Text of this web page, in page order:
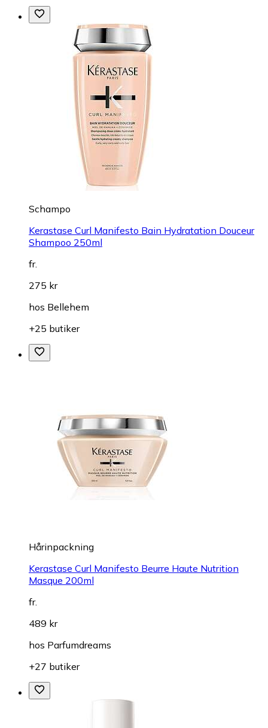
Schampo
Kerastase Curl Manifesto Bain Hydratation Douceur
Shampoo 250ml
fr.
275 kr
hos Bellehem
+25 butiker
Hårinpackning
Kerastase Curl Manifesto Beurre Haute Nutrition
Masque 200ml
fr.
489 kr
hos Parfumdreams
+27 butiker